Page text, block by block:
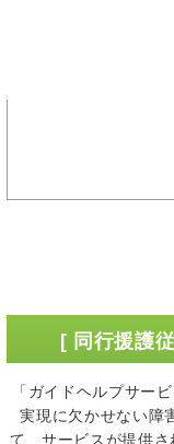
[ 同行援護
「ガイドヘルプサー
実現に欠かせない障
て、サービスが提供